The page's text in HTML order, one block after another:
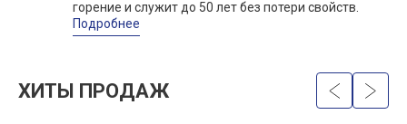
горение и служит до 50 лет без потери свойств.
Подробнее
ХИТЫ ПРОДАЖ